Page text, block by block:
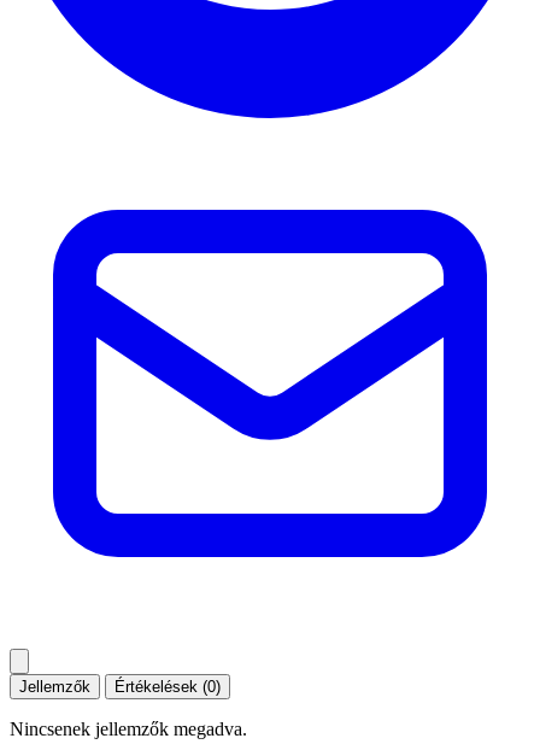
Jellemzők Értékelések (0)
Nincsenek jellemzők megadva.